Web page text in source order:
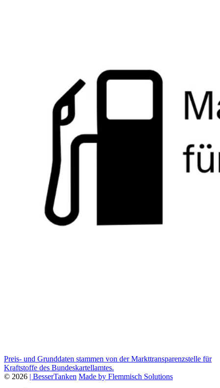
Preis- und Grunddaten stammen von der Markttransparenzstelle für
Kraftstoffe des Bundeskartellamtes.
© 2026 | BesserTanken Made by Flemmisch Solutions